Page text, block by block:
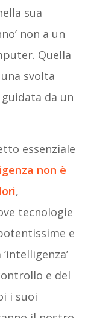
sua
non a un
Quella
svolta
da un
essenziale
non è
,
tecnologie
e
e del
i suoi